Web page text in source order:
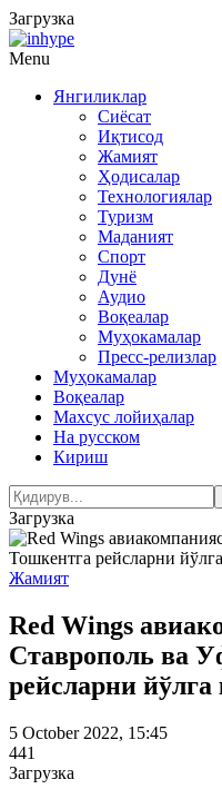
Загрузка
Menu
Янгиликлар
Сиёсат
Иқтисод
Жамият
Ҳодисалар
Технологиялар
Туризм
Маданият
Спорт
Дунё
Аудио
Воқеалар
Муҳокамалар
Пресс-релизлар
Муҳокамалар
Воқеалар
Махсус лойиҳалар
На русском
Кириш
Загрузка
Жамият
Red Wings
Ставрополь ва
рейсларни
5 October 2022, 15:45
441
Загрузка